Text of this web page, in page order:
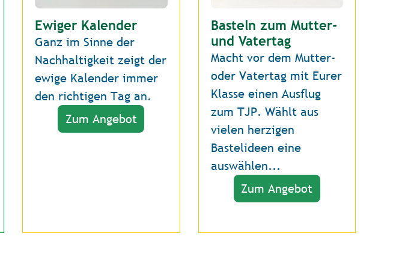
Ewiger Kalender
Ganz im Sinne der
Nachhaltigkeit zeigt der
ewige Kalender immer
den richtigen Tag an.
Zum Angebot
Basteln zum Mutter-
und Vatertag
Macht vor dem Mutter-
oder Vatertag mit Eurer
Klasse einen Ausflug
zum TJP. Wählt aus
vielen herzigen
Bastelideen eine
auswählen...
Zum Angebot